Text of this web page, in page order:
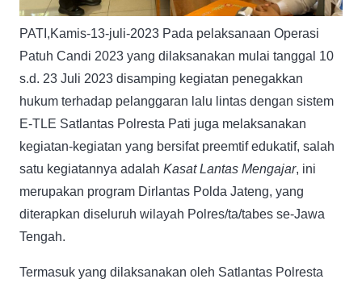
PATI,Kamis-13-juli-2023 Pada pelaksanaan Operasi
Patuh Candi 2023 yang dilaksanakan mulai tanggal 10
s.d. 23 Juli 2023 disamping kegiatan penegakkan
hukum terhadap pelanggaran lalu lintas dengan sistem
E-TLE Satlantas Polresta Pati juga melaksanakan
kegiatan-kegiatan yang bersifat preemtif edukatif, salah
satu kegiatannya adalah Kasat Lantas Mengajar, ini
merupakan program Dirlantas Polda Jateng, yang
diterapkan diseluruh wilayah Polres/ta/tabes se-Jawa
Tengah.
Termasuk yang dilaksanakan oleh Satlantas Polresta